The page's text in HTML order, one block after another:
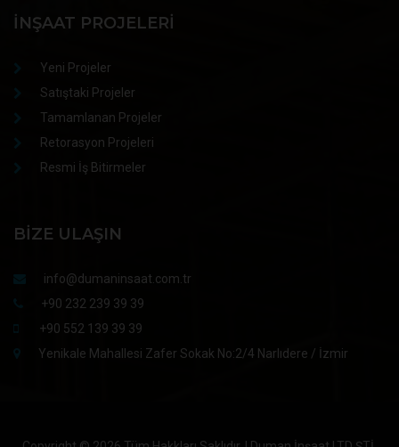
İNŞAAT PROJELERI
Yeni Projeler
Satıştaki Projeler
Tamamlanan Projeler
Retorasyon Projeleri
Resmi İş Bitirmeler
BIZE ULAŞIN
info@dumaninsaat.com.tr
+90 232 239 39 39
+90 552 139 39 39
Yenikale Mahallesi Zafer Sokak No:2/4 Narlıdere / İzmir